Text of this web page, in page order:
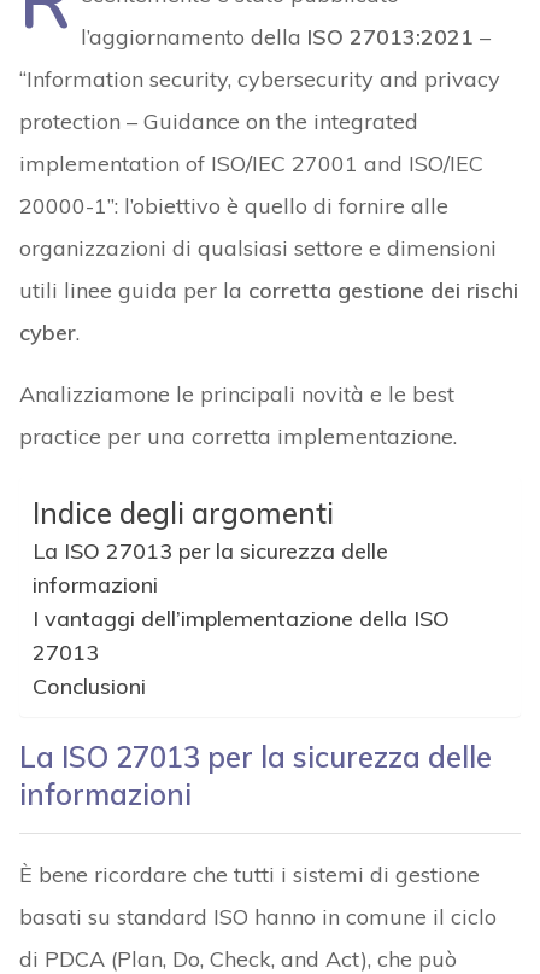
l’aggiornamento della ISO 27013:2021 –
“Information security, cybersecurity and privacy
protection – Guidance on the integrated
implementation of ISO/IEC 27001 and ISO/IEC
20000-1”: l’obiettivo è quello di fornire alle
organizzazioni di qualsiasi settore e dimensioni
utili linee guida per la corretta gestione dei rischi
cyber.
Analizziamone le principali novità e le best
practice per una corretta implementazione.
Indice degli argomenti
La ISO 27013 per la sicurezza delle
informazioni
I vantaggi dell’implementazione della ISO
27013
Conclusioni
La ISO 27013 per la sicurezza delle
informazioni
È bene ricordare che tutti i sistemi di gestione
basati su standard ISO hanno in comune il ciclo
di PDCA (Plan, Do, Check, and Act), che può